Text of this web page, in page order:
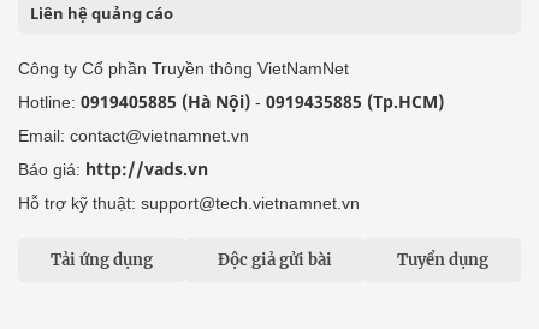
Liên hệ quảng cáo
Công ty Cổ phần Truyền thông VietNamNet
Hotline: 0919405885 (Hà Nội) - 0919435885 (Tp.HCM)
Email: contact@vietnamnet.vn
Báo giá: http://vads.vn
Hỗ trợ kỹ thuật: support@tech.vietnamnet.vn
Tải ứng dụng Độc giả gửi bài Tuyển dụng